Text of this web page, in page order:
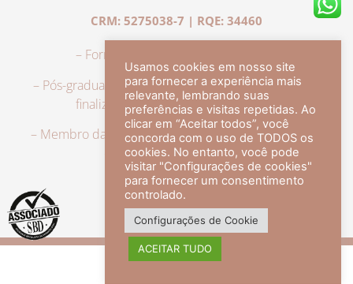
CRM: 5275038-7 | RQE: 34460
– Formação em Medicina pela UFRJ.
– Pós-graduação em Dermatologia pela UFRJ, tendo
finalizado a especialização em 2007.
– Membro da Sociedade Brasileira de Dermatologia,
com título de especialista.
veja mais +
Usamos cookies em nosso site
para fornecer a experiência mais
relevante, lembrando suas
preferências e visitas repetidas. Ao
clicar em “Aceitar todos”, você
concorda com o uso de TODOS os
cookies. No entanto, você pode
visitar "Configurações de cookies"
para fornecer um consentimento
controlado.
Configurações de Cookie
ACEITAR TUDO